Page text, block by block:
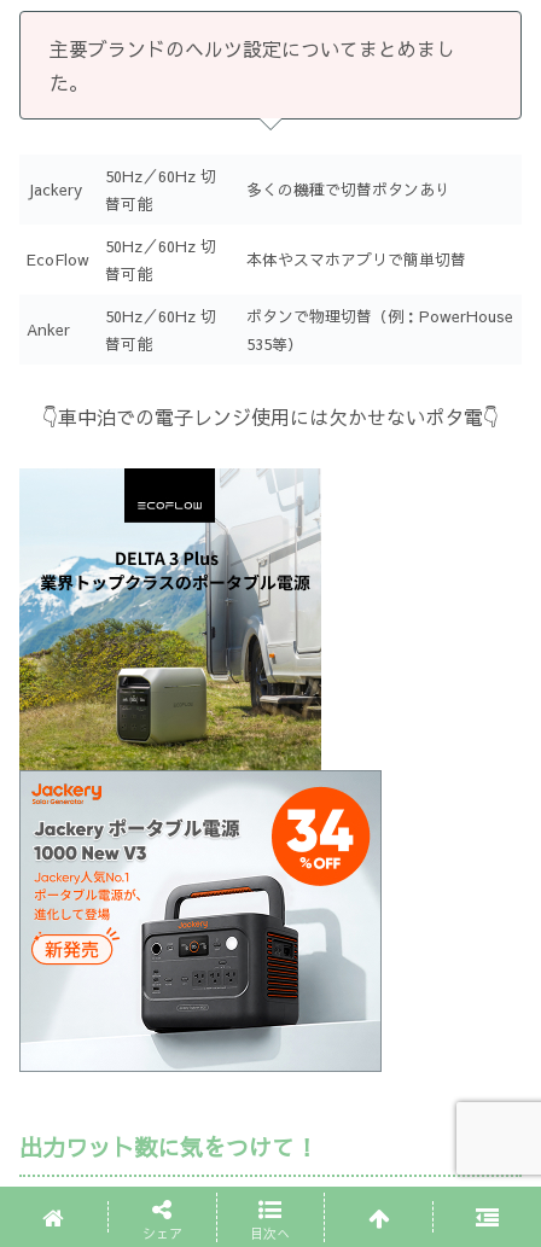
主要ブランドのヘルツ設定についてまとめまし
た。
Jackery
50Hz／60Hz 切
替可能
多くの機種で切替ボタンあり
EcoFlow
50Hz／60Hz 切
替可能
本体やスマホアプリで簡単切替
Anker
50Hz／60Hz 切
替可能
ボタンで物理切替（例：PowerHouse
535等）
👇車中泊での電子レンジ使用には欠かせないポタ電👇
出力ワット数に気をつけて！
電子レンジは「消費電力1000W」「出力600W」みたい
シェア 目次へ